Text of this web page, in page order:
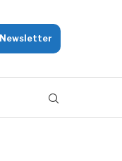
Newsletter